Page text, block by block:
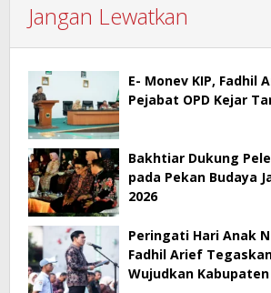
Jangan Lewatkan
E- Monev KIP, Fadhil
Pejabat OPD Kejar
Bakhtiar Dukung
pada Pekan Budaya
2026
Peringati Hari Anak
Fadhil Arief
Wujudkan